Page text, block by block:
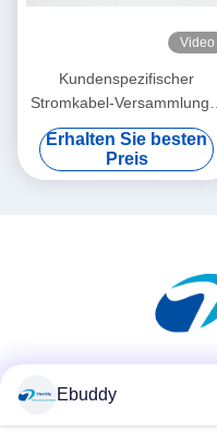
Video
Kundenspezifischer
Stromkabel-Versammlungs-
Service Lemo 00 bis 00
Koaxialkabel FFA.00.250 für
Ultraschall-Sonde
Erhalten Sie besten
Preis
Ebuddy